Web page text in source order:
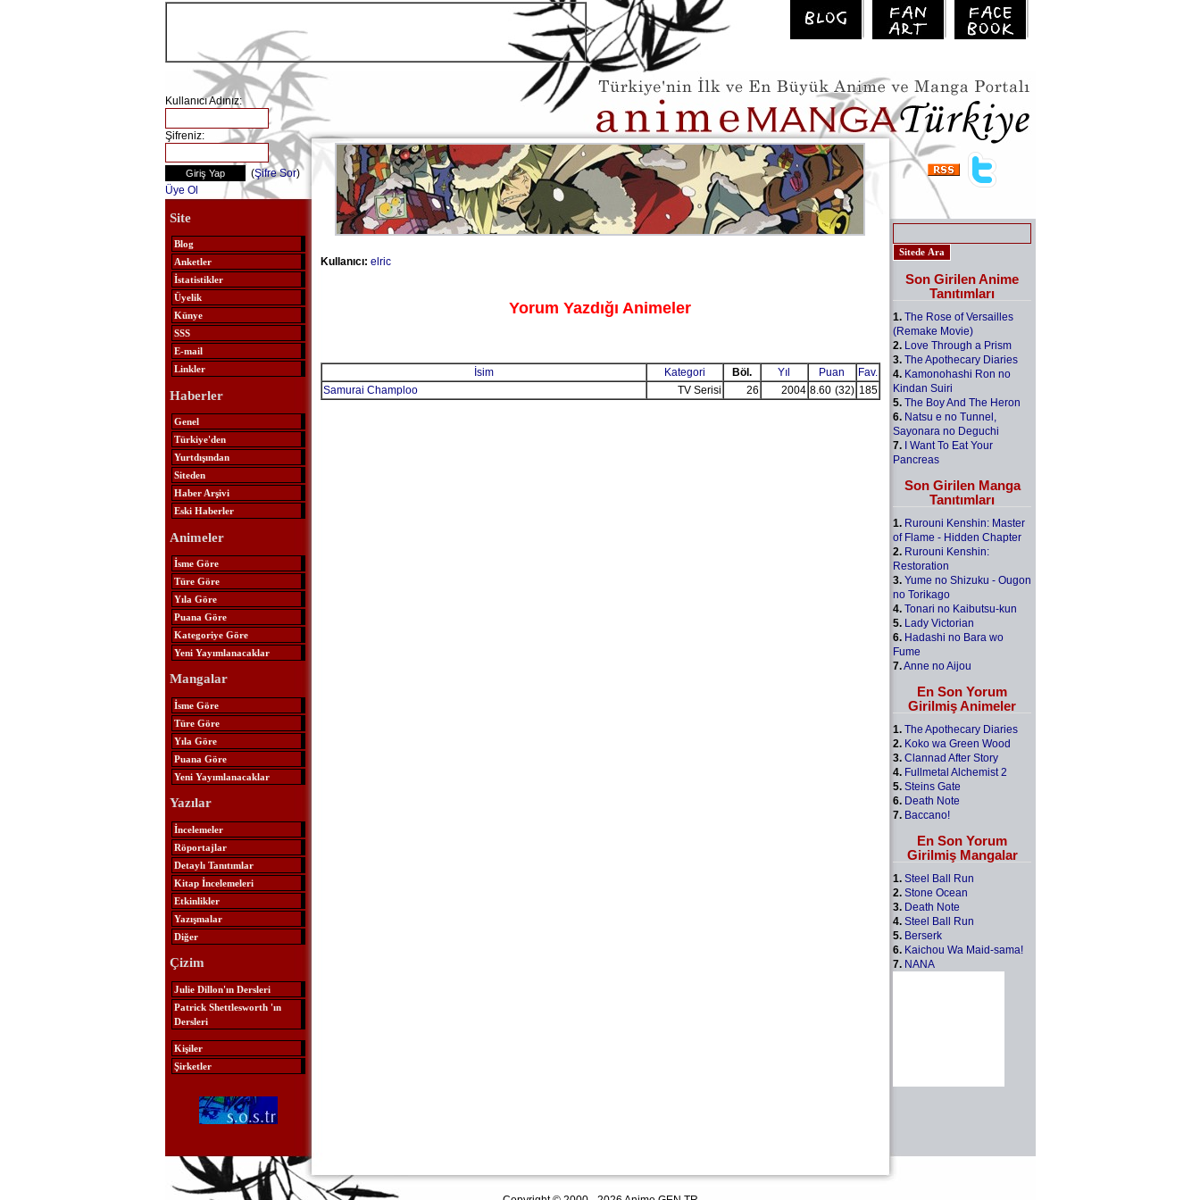
Kullanıcı Adınız:
Şifreniz:
(Şifre Sor)
Üye Ol
Site
Blog
Anketler
İstatistikler
Üyelik
Künye
SSS
E-mail
Linkler
Haberler
Genel
Türkiye'den
Yurtdışından
Siteden
Haber Arşivi
Eski Haberler
Animeler
İsme Göre
Türe Göre
Yıla Göre
Puana Göre
Kategoriye Göre
Yeni Yayımlanacaklar
Mangalar
İsme Göre
Türe Göre
Yıla Göre
Puana Göre
Yeni Yayımlanacaklar
Yazılar
İncelemeler
Röportajlar
Detaylı Tanıtımlar
Kitap İncelemeleri
Etkinlikler
Yazışmalar
Diğer
Çizim
Julie Dillon'ın Dersleri
Patrick Shettlesworth 'ın
Dersleri
Kişiler
Şirketler
Kullanıcı: elric
Yorum Yazdığı Animeler
İsim Kategori Böl. Yıl Puan
Fav.
Samurai Champloo
TV Serisi 26 2004 8.60 (32) 185
Son Girilen Anime
Tanıtımları
1. The Rose of Versailles
(Remake Movie)
2. Love Through a Prism
3. The Apothecary Diaries
4. Kamonohashi Ron no
Kindan Suiri
5. The Boy And The Heron
6. Natsu e no Tunnel,
Sayonara no Deguchi
7. I Want To Eat Your
Pancreas
Son Girilen Manga
Tanıtımları
1. Rurouni Kenshin: Master
of Flame - Hidden Chapter
2. Rurouni Kenshin:
Restoration
3. Yume no Shizuku - Ougon
no Torikago
4. Tonari no Kaibutsu-kun
5. Lady Victorian
6. Hadashi no Bara wo
Fume
7.Anne no Aijou
En Son Yorum
Girilmiş Animeler
1. The Apothecary Diaries
2. Koko wa Green Wood
3. Clannad After Story
4. Fullmetal Alchemist 2
5. Steins Gate
6. Death Note
7. Baccano!
En Son Yorum
Girilmiş Mangalar
1. Steel Ball Run
2. Stone Ocean
3. Death Note
4. Steel Ball Run
5. Berserk
6. Kaichou Wa Maid-sama!
7. NANA